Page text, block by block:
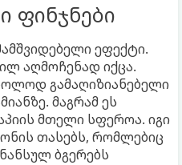
ფინჯნები
ეფექტი.
აღმოჩენად იქცა.
გამაღიზიანებელი
მაგრამ ეს
მთელი სფეროა. იგი
თასებს, რომლებიც
ბგერებს